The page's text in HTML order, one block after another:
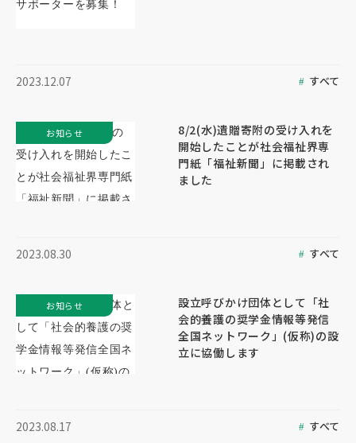
2023.12.07 すべて
8/2(水)遺贈寄附の受け入れを
開始したことが社会福祉界専
門紙「福祉新聞」に掲載され
ました
2023.08.30 すべて
お知らせ
設立呼びかけ団体として「社
会的養護の奨学金情報等発信
全国ネットワーク」(仮称)の設
立に協働します
2023.08.17 すべて
お知らせ